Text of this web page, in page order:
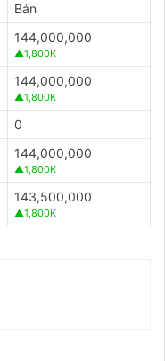
Bán
144,000,000
▲1,800K
144,000,000
▲1,800K
0
144,000,000
▲1,800K
143,500,000
▲1,800K